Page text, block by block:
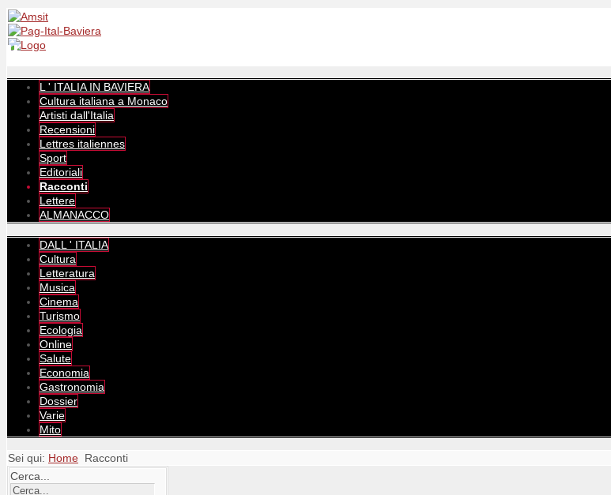
L ' ITALIA IN BAVIERA
Cultura italiana a Monaco
Artisti dall'Italia
Recensioni
Lettres italiennes
Sport
Editoriali
Racconti
Lettere
ALMANACCO
DALL ' ITALIA
Cultura
Letteratura
Musica
Cinema
Turismo
Ecologia
Online
Salute
Economia
Gastronomia
Dossier
Varie
Mito
Sei qui: Home Racconti
Cerca...